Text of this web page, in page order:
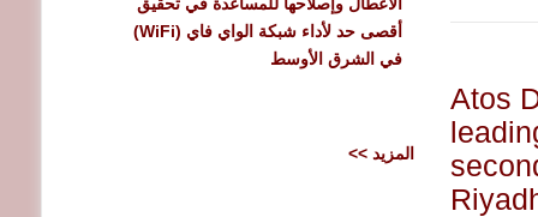
Atos
أقصى حد لأداء شبكة الواي فاي (WiFi)
في الشرق الأوسط
<< المزيد